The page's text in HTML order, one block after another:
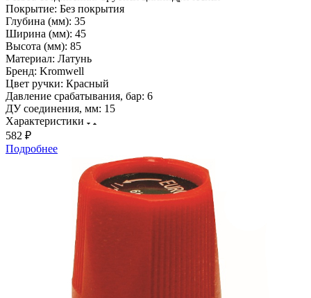
Покрытие: Без покрытия
Глубина (мм): 35
Ширина (мм): 45
Высота (мм): 85
Материал: Латунь
Бренд: Kromwell
Цвет ручки: Красный
Давление срабатывания, бар: 6
ДУ соединения, мм: 15
Характеристики
582 ₽
Подробнее